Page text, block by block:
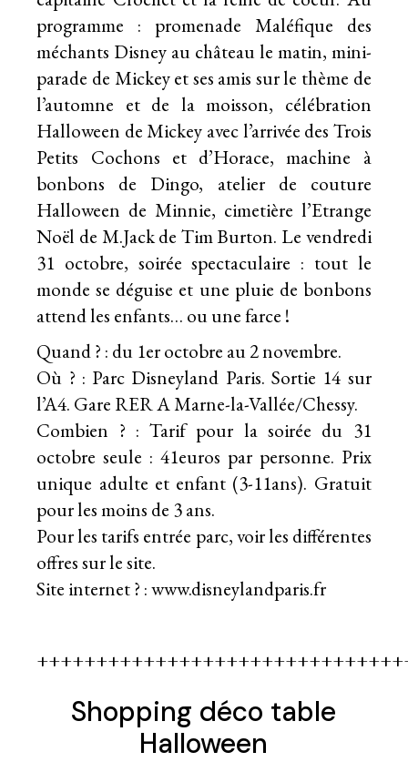
programme : promenade Maléfique des
méchants Disney au château le matin, mini-
parade de Mickey et ses amis sur le thème de
l’automne et de la moisson, célébration
Halloween de Mickey avec l’arrivée des Trois
Petits Cochons et d’Horace, machine à
bonbons de Dingo, atelier de couture
Halloween de Minnie, cimetière l’Etrange
Noël de M.Jack de Tim Burton. Le vendredi
31 octobre, soirée spectaculaire : tout le
monde se déguise et une pluie de bonbons
attend les enfants… ou une farce !
Quand ? : du 1er octobre au 2 novembre.
Où ? : Parc Disneyland Paris. Sortie 14 sur
l’A4. Gare RER A Marne-la-Vallée/Chessy.
Combien ? : Tarif pour la soirée du 31
octobre seule : 41euros par personne. Prix
unique adulte et enfant (3-11ans). Gratuit
pour les moins de 3 ans.
Pour les tarifs entrée parc, voir les différentes
offres sur le site.
Site internet ? :www.disneylandparis.fr
Shopping déco table
Halloween